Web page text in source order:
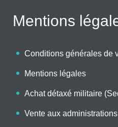
Mentions
Conditions générales de
Mentions légales
Achat détaxé militaire
Vente aux administrations